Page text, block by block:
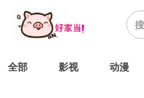
全部 影视 动漫